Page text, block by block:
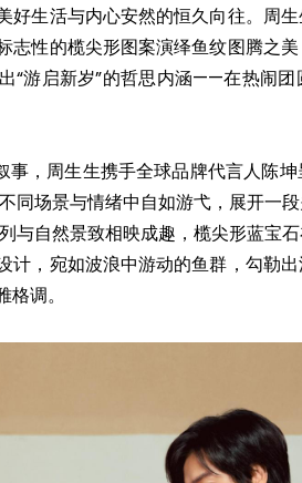
好生活与内心安然的恒久向往。周
志性的榄尖形图案演绎鱼纹图腾之
“游启新岁”的哲思内涵——在热闹
事，周生生携手全球品牌代言人陈
同场景与情绪中自如游弋，展开一
与自然景致相映成趣，榄尖形蓝宝
计，宛如波浪中游动的鱼群，勾勒
调。